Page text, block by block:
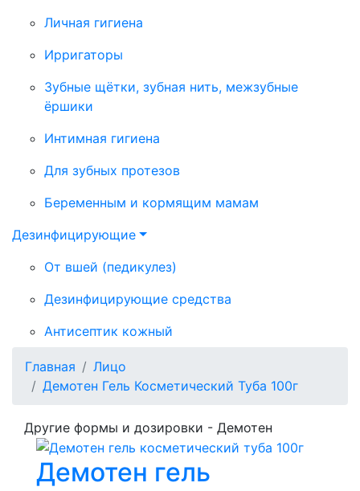
Личная гигиена
Ирригаторы
Зубные щётки, зубная нить, межзубные
ёршики
Интимная гигиена
Для зубных протезов
Беременным и кормящим мамам
Дезинфицирующие
От вшей (педикулез)
Дезинфицирующие средства
Антисептик кожный
Главная
Лицо
Демотен Гель Косметический Туба 100г
Другие формы и дозировки - Демотен
Демотен гель